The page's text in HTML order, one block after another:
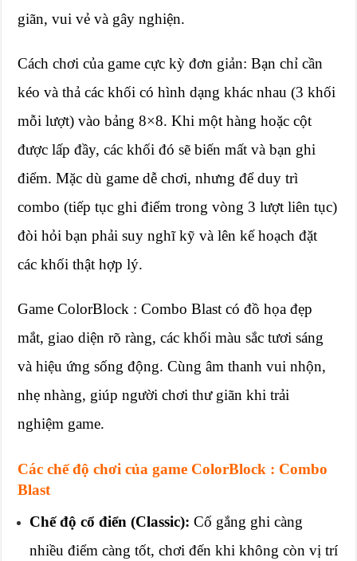
giãn, vui vẻ và gây nghiện.
Cách chơi của game cực kỳ đơn giản: Bạn chỉ cần
kéo và thả các khối có hình dạng khác nhau (3 khối
mỗi lượt) vào bảng 8×8. Khi một hàng hoặc cột
được lấp đầy, các khối đó sẽ biến mất và bạn ghi
điểm. Mặc dù game dễ chơi, nhưng để duy trì
combo (tiếp tục ghi điểm trong vòng 3 lượt liên tục)
đòi hỏi bạn phải suy nghĩ kỹ và lên kế hoạch đặt
các khối thật hợp lý.
Game ColorBlock : Combo Blast có đồ họa đẹp
mắt, giao diện rõ ràng, các khối màu sắc tươi sáng
và hiệu ứng sống động. Cùng âm thanh vui nhộn,
nhẹ nhàng, giúp người chơi thư giãn khi trải
nghiệm game.
Các chế độ chơi của game ColorBlock : Combo
Blast
Chế độ cổ điển (Classic):Cố gắng ghi càng
nhiều điểm càng tốt, chơi đến khi không còn vị trí